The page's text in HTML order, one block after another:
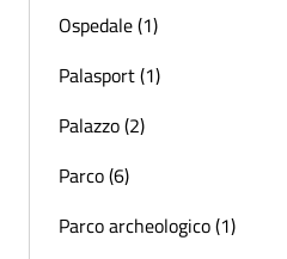
Ospedale (1)
Palasport (1)
Palazzo (2)
Parco (6)
Parco archeologico (1)